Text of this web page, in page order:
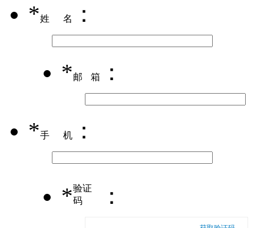
*姓名 ：
*邮箱 ：
*手机 ：
*验证
码
：